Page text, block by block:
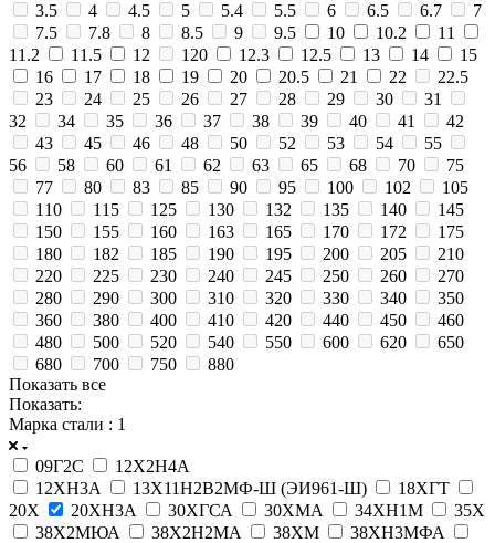
3.5
4 4.5 5 5.4 5.5 6 6.5 6.7
7
7.5
7.8 8 8.5 9 9.5 10 10.2
11
11.2
11.5 12 120 12.3 12.5 13 14
15
16
17 18 19 20 20.5 21 22
22.5
23
24 25 26 27 28 29 30
31
32
34 35 36 37 38 39 40 41
42
43
45 46 48 50 52 53 54
55
56
58 60 61 62 63 65 68 70
75
77
80 83 85 90 95 100 102
105
110
115 125 130 132 135 140
145
150
155 160 163 165 170 172
175
180
182 185 190 195 200 205
210
220
225 230 240 245 250 260
270
280
290 300 310 320 330 340
350
360
380 400 410 420 440 450
460
480
500 520 540 550 600 620
650
680
700 750
880
Показать все
Показать:
Марка стали : 1
09Г2С
12Х2Н4А
12ХН3А
13Х11Н2В2МФ-Ш (ЭИ961-Ш)
18ХГТ
20Х
20ХН3А 30ХГСА 30ХМА 34ХН1М
35Х
38Х2МЮА
38Х2Н2МА 38ХМ
38ХН3МФА